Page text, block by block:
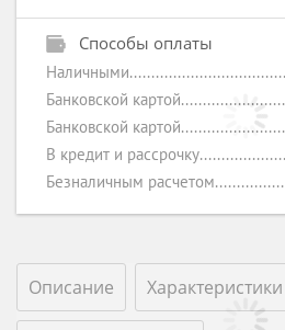
Способы оплаты
Наличными
Банковской картой
Банковской картой
В кредит и рассрочку
Безналичным расчетом
Описание Характеристики